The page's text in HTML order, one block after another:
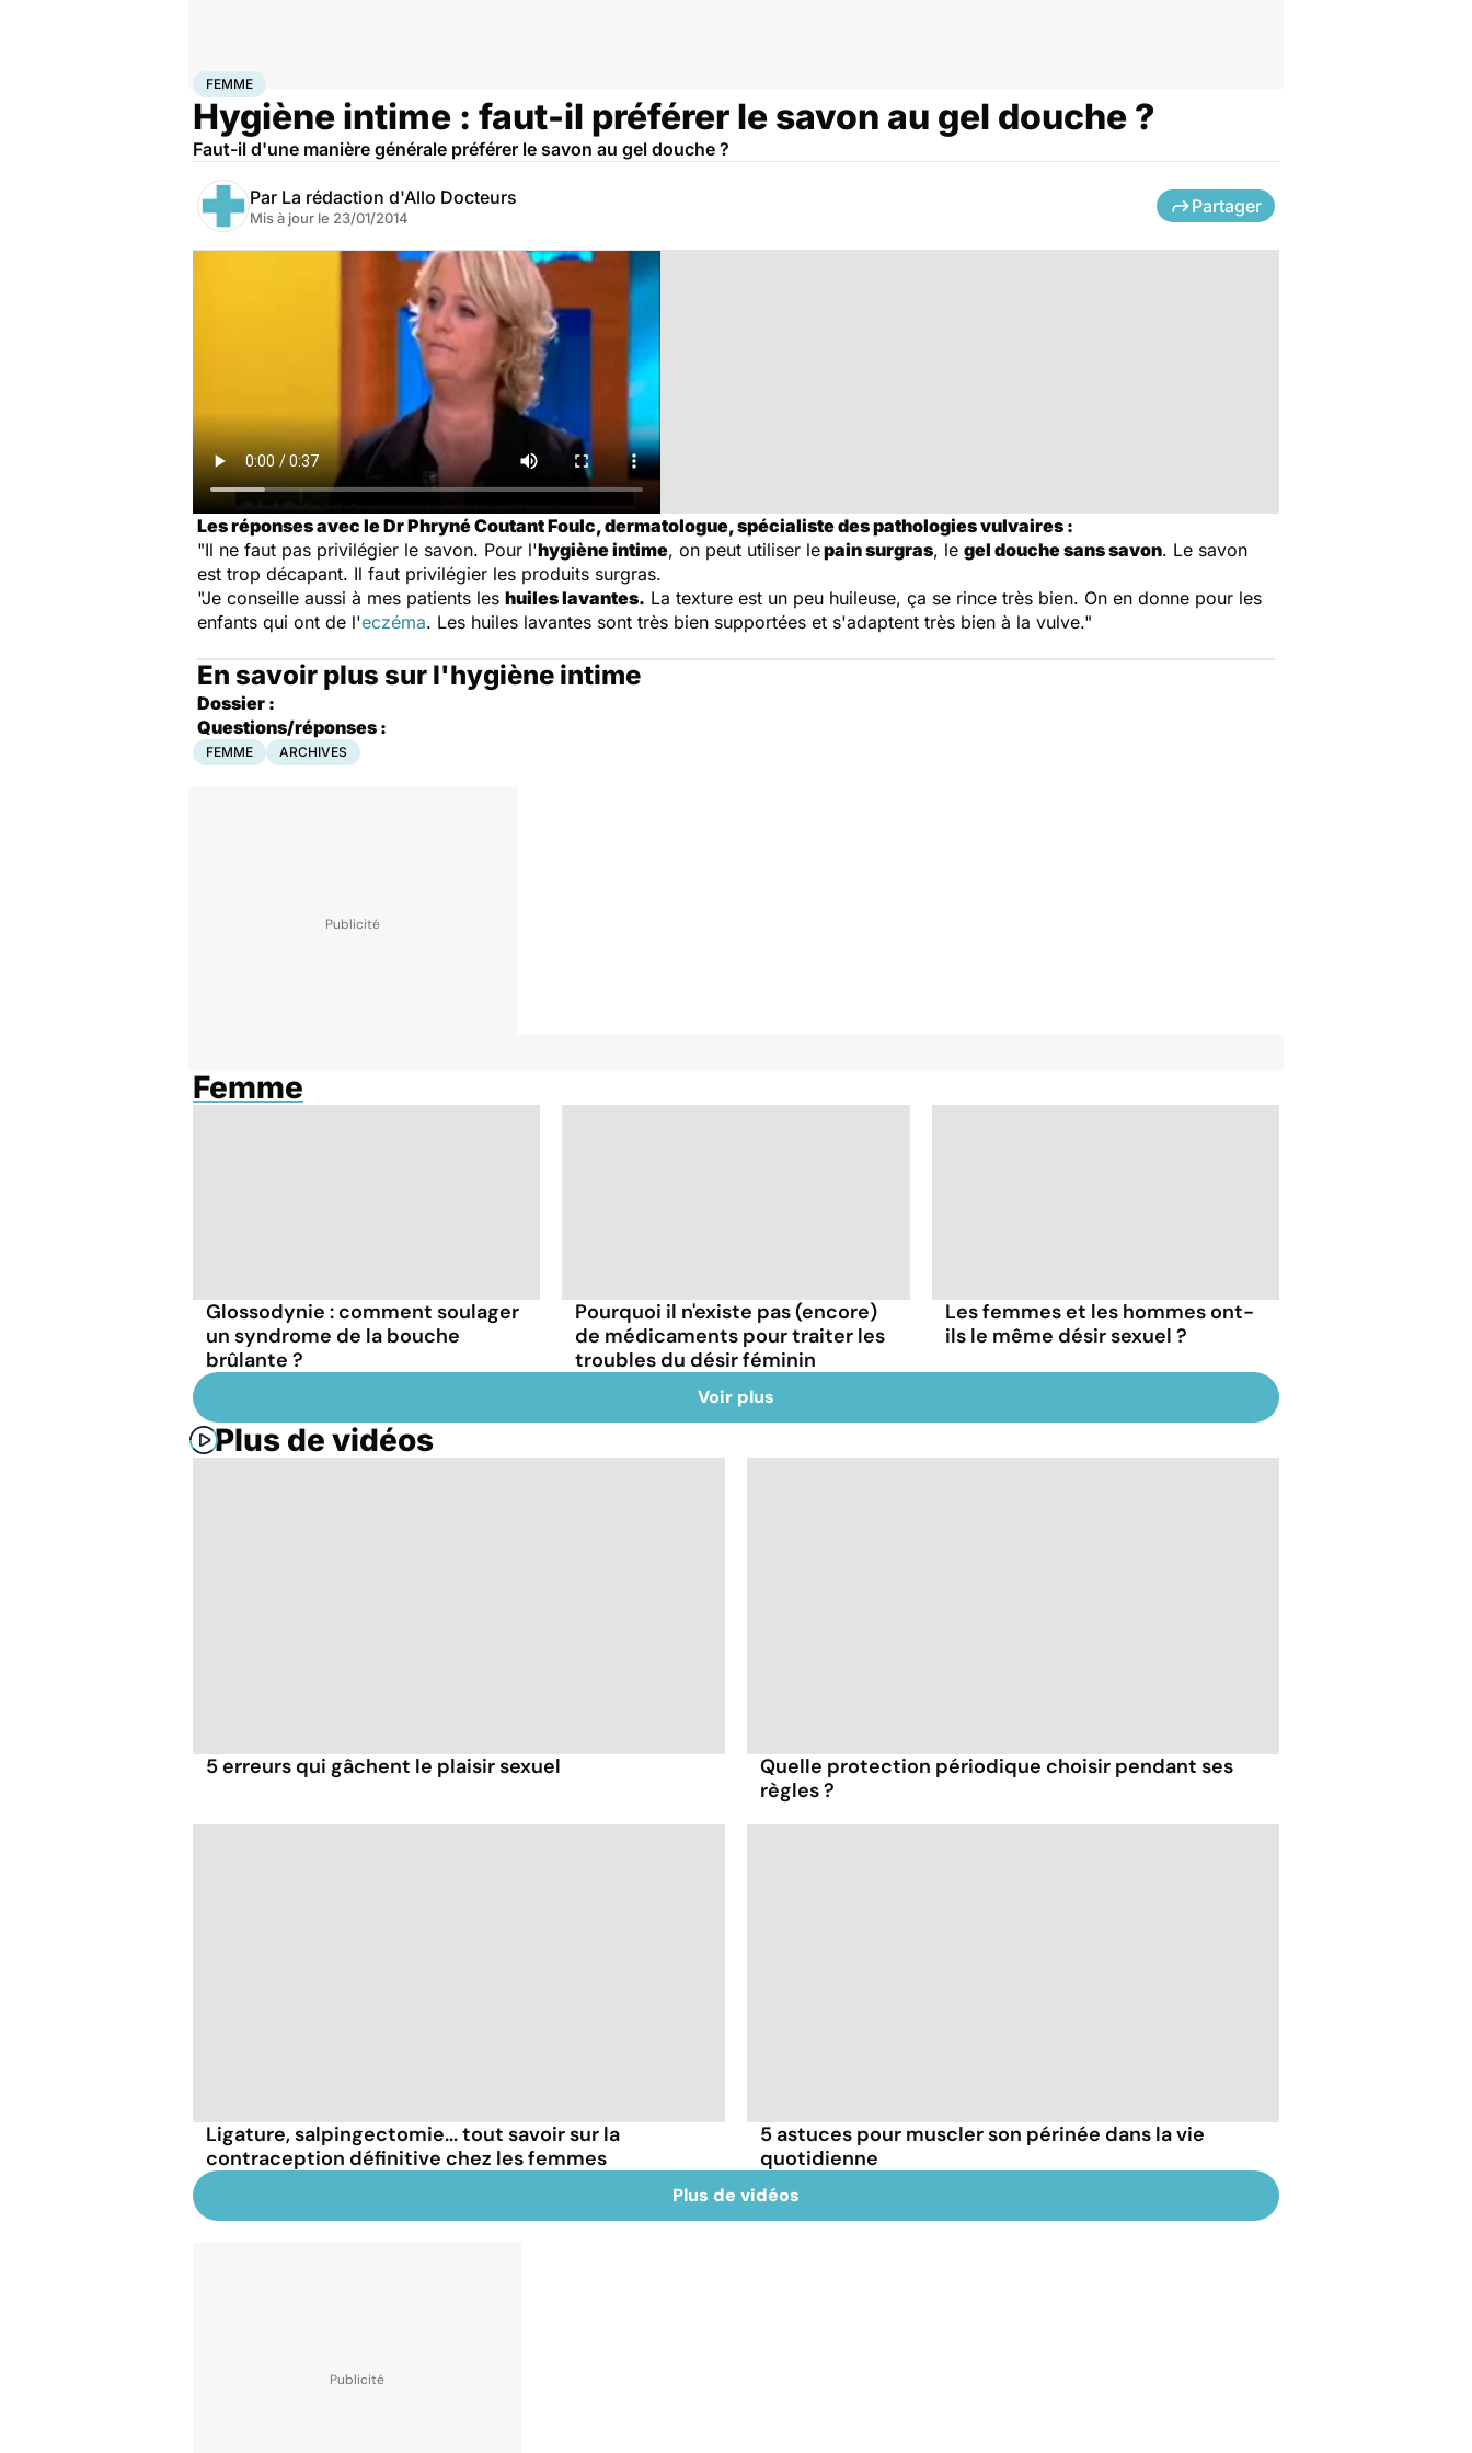
AccueilBien-être
FEMME
Hygiène intime : faut-il préférer le savon au gel douche ?
Faut-il d'une manière générale préférer le savon au gel douche ?
Par La rédaction d'Allo Docteurs
Mis à jour le 23/01/2014
Partager
Les réponses avec le Dr Phryné Coutant Foulc, dermatologue, spécialiste des pathologies vulvaires :
"Il ne faut pas privilégier le savon. Pour l'hygiène intime, on peut utiliser lepain surgras, le gel douche sans savon. Le savon
est trop décapant. Il faut privilégier les produits surgras.
"Je conseille aussi à mes patients les huiles lavantes. La texture est un peu huileuse, ça se rince très bien. On en donne pour les
enfants qui ont de l'eczéma. Les huiles lavantes sont très bien supportées et s'adaptent très bien à la vulve."
En savoir plus sur l'hygiène intime
Dossier :
Questions/réponses :
FEMME ARCHIVES
Femme
Glossodynie : comment soulager
un syndrome de la bouche
brûlante ?
Pourquoi il n'existe pas (encore)
de médicaments pour traiter les
troubles du désir féminin
Les femmes et les hommes ont-
ils le même désir sexuel ?
Voir plus
Plus de vidéos
5 erreurs qui gâchent le plaisir sexuel
Quelle protection périodique choisir pendant ses
règles ?
Ligature, salpingectomie... tout savoir sur la
contraception définitive chez les femmes
5 astuces pour muscler son périnée dans la vie
quotidienne
Plus de vidéos